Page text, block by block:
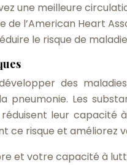
une meilleure
de l’American Heart
le risque de
des
pneumonie. Les
leur capacité
ce risque et améliorez
et votre capacité à